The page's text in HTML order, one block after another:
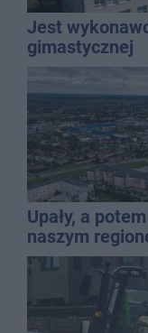
Jest
gimastycznej
Upały, a
naszym